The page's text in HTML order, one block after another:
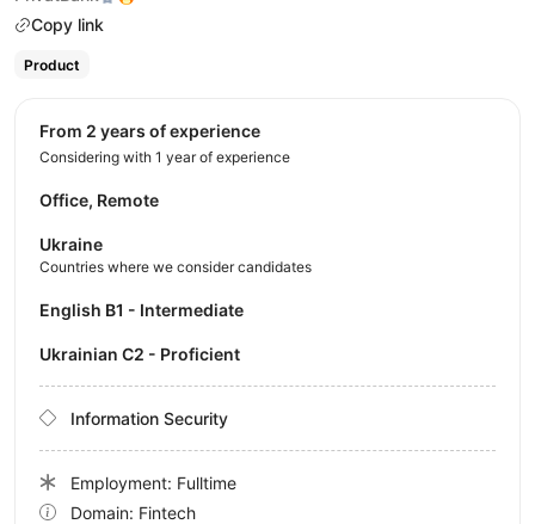
Copy link
Product
from 2 years of experience
Considering with 1 year of experience
Office, Remote
Ukraine
Countries where we consider candidates
English B1 - Intermediate
Ukrainian C2 - Proficient
Information Security
Employment: Fulltime
Domain: Fintech